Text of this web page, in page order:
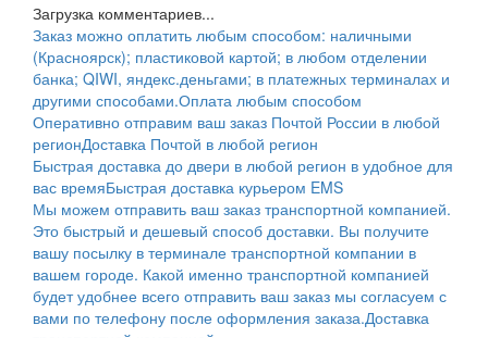
Загрузка комментариев...
Заказ можно оплатить любым способом: наличными
(Красноярск); пластиковой картой; в любом отделении
банка; QIWI, яндекс.деньгами; в платежных терминалах и
другими способами.Оплата любым способом
Оперативно отправим ваш заказ Почтой России в любой
регионДоставка Почтой в любой регион
Быстрая доставка до двери в любой регион в удобное для
вас времяБыстрая доставка курьером EMS
Мы можем отправить ваш заказ транспортной компанией.
Это быстрый и дешевый способ доставки. Вы получите
вашу посылку в терминале транспортной компании в
вашем городе. Какой именно транспортной компанией
будет удобнее всего отправить ваш заказ мы согласуем с
вами по телефону после оформления заказа.Доставка